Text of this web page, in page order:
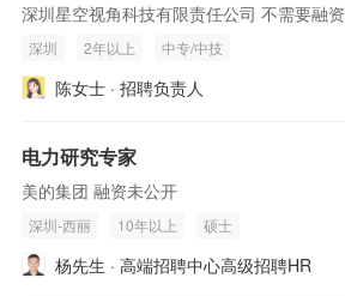
深圳星空视角科技有限责任公司 不需要融资
深圳 2年以上 中专/中技
陈女士 · 招聘负责人
电力研究专家
美的集团 融资未公开
深圳-西丽 10年以上 硕士
杨先生 · 高端招聘中心高级招聘HR